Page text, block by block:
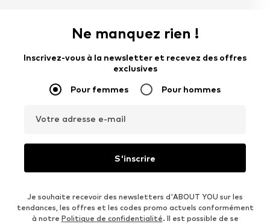
Ne manquez rien !
Inscrivez-vous à la newsletter et recevez des offres
exclusives
Pour femmes Pour hommes
Votre adresse e-mail
S'inscrire
Je souhaite recevoir des newsletters d'ABOUT YOU sur les
tendances, les offres et les codes promo actuels conformément
à notre Politique de confidentialité. Il est possible de se